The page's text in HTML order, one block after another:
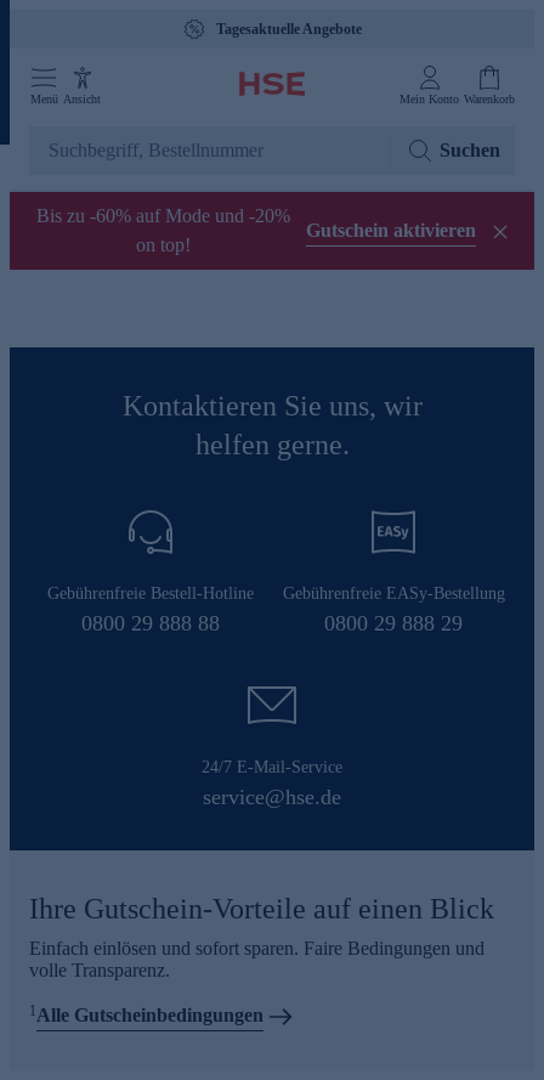
Tagesaktuelle Angebote
Menü Ansicht Mein Konto Warenkorb
Suchen
Bis zu -60% auf Mode und -20%
on top!
Gutschein aktivieren
Kontaktieren Sie uns, wir
helfen gerne.
Gebührenfreie Bestell-Hotline
0800 29 888 88
Gebührenfreie EASy-Bestellung
0800 29 888 29
24/7 E-Mail-Service
service@hse.de
Ihre Gutschein-Vorteile auf einen Blick
Einfach einlösen und sofort sparen. Faire Bedingungen und
volle Transparenz.
1Alle Gutscheinbedingungen